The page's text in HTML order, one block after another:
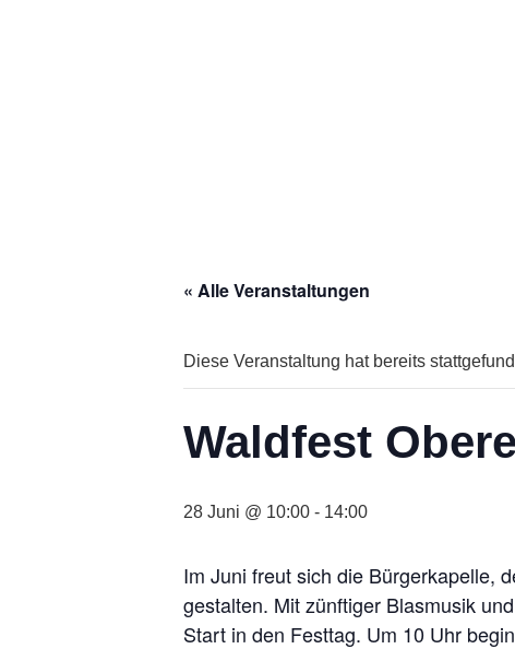
« Alle Veranstaltungen
Diese Veranstaltung hat bereits
Waldfest
28 Juni @ 10:00 - 14:00
Im Juni freut sich die Bürgerkapelle,
gestalten. Mit zünftiger Blasmusik
Start in den Festtag. Um 10 Uhr